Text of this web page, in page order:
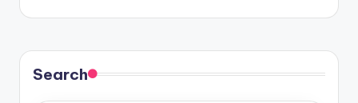
Search